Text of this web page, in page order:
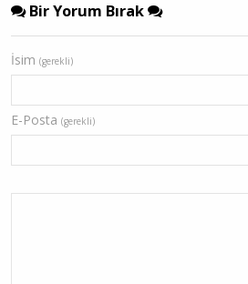
Bir Yorum Bırak
İsim (gerekli)
E-Posta (gerekli)